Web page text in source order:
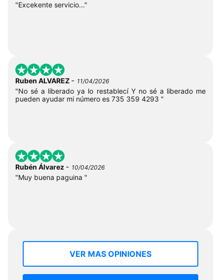
"Excekente servicio..."
Ruben ALVAREZ - 11/04/2026
"No sé a liberado ya lo restablecí Y no sé a liberado me
pueden ayudar mi número es 735 359 4293 "
Rubén Álvarez - 10/04/2026
"Muy buena paguina "
VER MAS OPINIONES